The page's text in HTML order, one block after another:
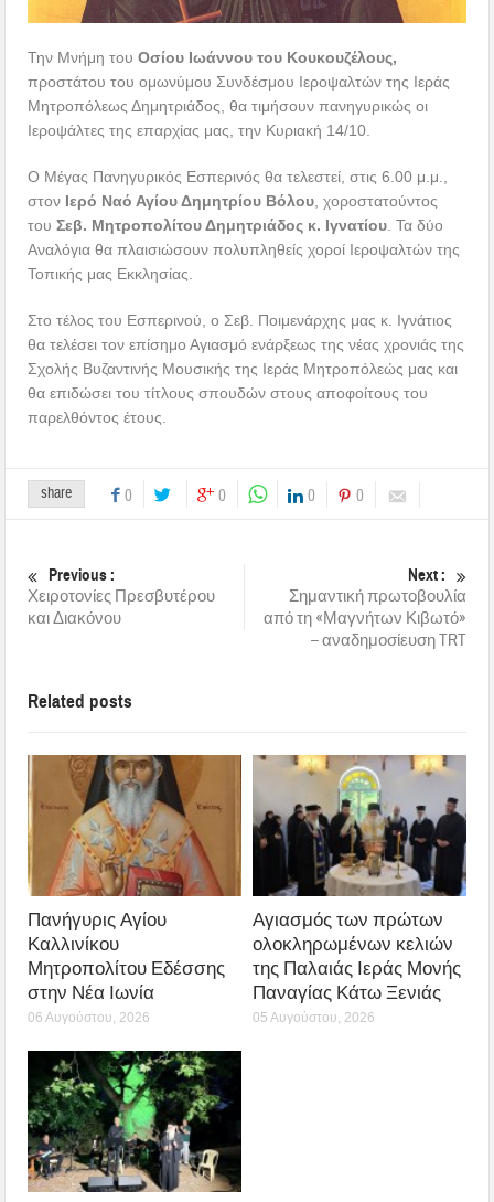
Την Μνήμη τουΟσίου Ιωάννου του Κουκουζέλους,
προστάτου του ομωνύμου Συνδέσμου Ιεροψαλτών της Ιεράς
Μητροπόλεως Δημητριάδος, θα τιμήσουν πανηγυρικώς οι
Ιεροψάλτες της επαρχίας μας, την Κυριακή 14/10.
Ο Μέγας Πανηγυρικός Εσπερινός θα τελεστεί, στις 6.00 μ.μ.,
στον Ιερό Ναό Αγίου Δημητρίου Βόλου , χοροστατούντος
τουΣεβ. Μητροπολίτου Δημητριάδος κ. Ιγνατίου . Τα δύο
Αναλόγια θα πλαισιώσουν πολυπληθείς χοροί Ιεροψαλτών της
Τοπικής μας Εκκλησίας.
Στο τέλος του Εσπερινού, ο Σεβ. Ποιμενάρχης μας κ. Ιγνάτιος
θα τελέσει τον επίσημο Αγιασμό ενάρξεως της νέας χρονιάς της
Σχολής Βυζαντινής Μουσικής της Ιεράς Μητροπόλεώς μας και
θα επιδώσει του τίτλους σπουδών στους αποφοίτους του
παρελθόντος έτους.
share 0 0 0 0
Previous :
Χειροτονίες Πρεσβυτέρου
και Διακόνου
Next :
Σημαντική πρωτοβουλία
από τη «Μαγνήτων Κιβωτό»
– αναδημοσίευση TRT
Related posts
Πανήγυρις Αγίου
Καλλινίκου
Μητροπολίτου Εδέσσης
στην Νέα Ιωνία
06 Αυγούστου, 2026
Αγιασμός των πρώτων
ολοκληρωμένων κελιών
της Παλαιάς Ιεράς Μονής
Παναγίας Κάτω Ξενιάς
05 Αυγούστου, 2026